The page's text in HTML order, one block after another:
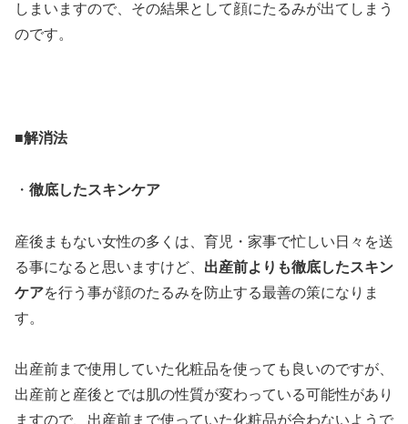
しまいますので、その結果として顔にたるみが出てしまう
のです。
■解消法
・ 徹底したスキンケア
産後まもない女性の多くは、育児・家事で忙しい日々を送
る事になると思いますけど、 出産前よりも徹底したスキン
ケアを行う事が顔のたるみを防止する最善の策になりま
す。
出産前まで使用していた化粧品を使っても良いのですが、
出産前と産後とでは肌の性質が変わっている可能性があり
ますので、出産前まで使っていた化粧品が合わないようで